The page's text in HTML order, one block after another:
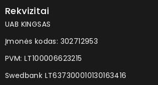
Rekvizitai
UAB KINGSAS
Įmonės kodas: 302712953
PVM: LT100006623215
Swedbank LT637300010130163416